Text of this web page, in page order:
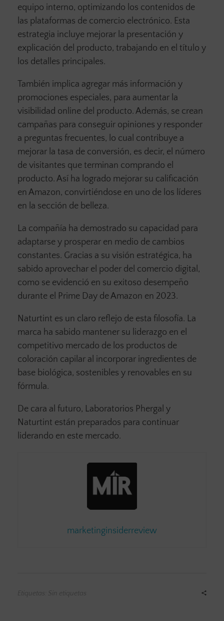
equipo interno, optimizando los contenidos de
las plataformas de comercio electrónico. Esta
estrategia incluye mejorar la presentación y
explicación del producto, trabajando en el título y
los detalles principales.
También implica agregar más información y
promociones especiales, para aumentar la
visibilidad online del producto. Además, se crean
campañas para conseguir opiniones y responder
a preguntas frecuentes, lo cual contribuye a
mejorar la tasa de conversión, es decir, el número
de visitantes que terminan comprando el
producto. Así ha logrado mejorar su calificación
en Amazon, convirtiéndose en uno de los líderes
en la sección de belleza.
La compañía ha demostrado su capacidad para
adaptarse y prosperar en medio de cambios
constantes. Gracias a su visión estratégica, ha
sabido aprovechar el poder del comercio digital,
como se evidenció en su exitoso desempeño
durante el Prime Day de Amazon en 2023.
Naturtint es un claro reflejo de esta filosofía. La
marca ha sabido mantener su liderazgo en el
competitivo mercado de los productos de
coloración capilar al incorporar ingredientes de
base biológica, sostenibles y renovables en su
fórmula.
De cara al futuro, Laboratorios Phergal y
Naturtint están preparados para continuar
liderando en este mercado.
marketinginsiderreview
Etiquetas: Sin etiquetas